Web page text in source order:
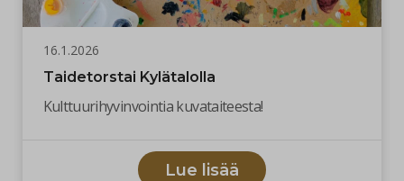
16.1.2026
Taidetorstai Kylätalolla
Kulttuurihyvinvointia kuvataiteesta!
Lue lisää